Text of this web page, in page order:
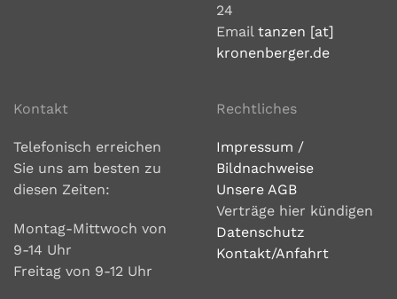
Weihnachtsspende 2025
guten Zweck" war so erfolgreich wie nie. Für die
"Aktion Kindertraum" konnten EUR 2.370,--
überwiesen werden. Danke an alle, die an den
Veranstatungen dabei waren und auch mit
eigenen Extra-Beiträgen zu diesem Erfolg
beigetragen haben.
24
Email tanzen [at]
kronenberger.de
Kontakt
Telefonisch erreichen
Sie uns am besten zu
diesen Zeiten:
Montag-Mittwoch von
9-14 Uhr
Freitag von 9-12 Uhr
Rechtliches
Impressum /
Bildnachweise
Unsere AGB
Verträge hier kündigen
Datenschutz
Kontakt/Anfahrt